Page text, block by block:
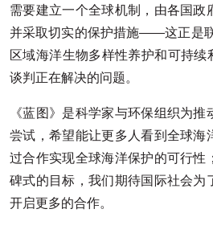
需要建立一个全球机制，由各国政
并采取切实的保护措施——这正是
区域海洋生物多样性养护和可持续
谈判正在解决的问题。
《蓝图》是科学家与环保组织为
尝试，希望能让更多人看到全球海
过合作实现全球海洋保护的可行性
碑式的目标，我们期待国际社会为
开启更多的合作。